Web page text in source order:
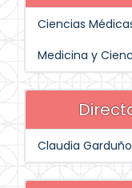
Ciencias
Medicina y
Claudia